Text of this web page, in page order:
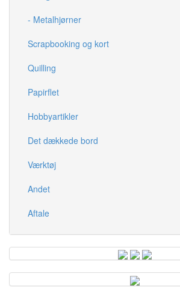
- Metalhjørner
Scrapbooking og kort
Quilling
Papirflet
Hobbyartikler
Det dækkede bord
Værktøj
Andet
Aftale